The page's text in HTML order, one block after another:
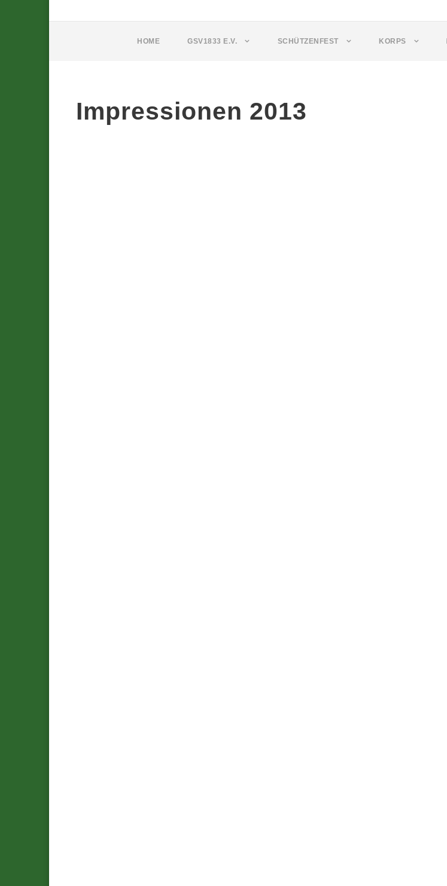
HOME GSV1833 E.V. SCHÜTZENFEST KORPS
Impressionen 2013